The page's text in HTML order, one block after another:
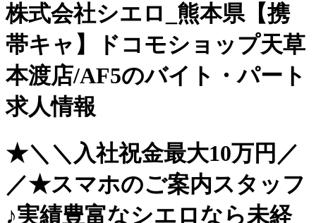
株式会社シエロ_熊本県【携
帯キャ】ドコモショップ天草
本渡店/AF5のバイト・パート
求人情報
★＼＼入社祝金最大10万円／
／★スマホのご案内スタッフ
♪実績豊富なシエロなら未経